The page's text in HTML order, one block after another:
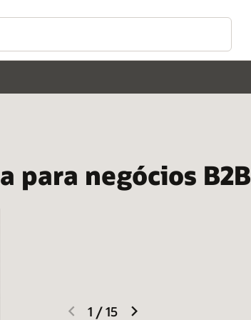
negócios B2B
previous
1 /15